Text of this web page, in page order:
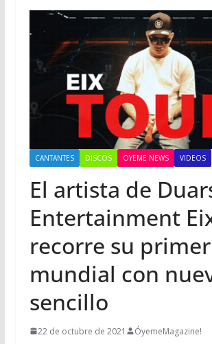
CANTANTES DISCOS OYEME NEWS VIDEOS
El artista de
Entertainment
recorre su
mundial con
sencillo
22 de octubre de 2021 ÓyemeMagazine!